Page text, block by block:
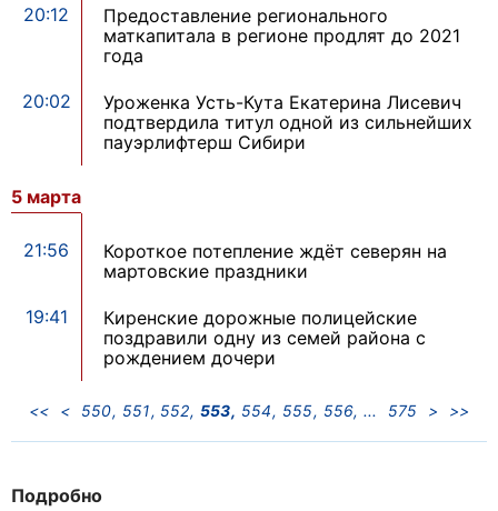
Подробно
20:12
Предоставление регионального
маткапитала в регионе продлят до 2021
года
20:02
Уроженка Усть-Кута Екатерина Лисевич
подтвердила титул одной из сильнейших
пауэрлифтерш Сибири
5 марта
21:56
Короткое потепление ждёт северян на
мартовские праздники
19:41
Киренские дорожные полицейские
поздравили одну из семей района с
рождением дочери
<< < 550 551 552 553 554 555 556 575 > >>